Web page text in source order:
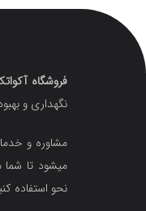
فروشگاه
نگهداری و
مشاوره و
میشود تا شما
نحو استفاده